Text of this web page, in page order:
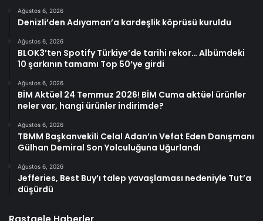
Ağustos 6, 2026
Denizli’den Adıyaman’a kardeşlik köprüsü kuruldu
Ağustos 6, 2026
BLOK3’ten Spotify Türkiye’de tarihi rekor… Albümdeki
10 şarkının tamamı Top 50’ye girdi
Ağustos 6, 2026
BİM Aktüel 24 Temmuz 2026! BİM Cuma aktüel ürünler
neler var, hangi ürünler indirimde?
Ağustos 6, 2026
TBMM Başkanvekili Celal Adan’ın Vefat Eden Danışmanı
Gülhan Demiral Son Yolculuğuna Uğurlandı
Ağustos 6, 2026
Jefferies, Best Buy’ı talep yavaşlaması nedeniyle Tut’a
düşürdü